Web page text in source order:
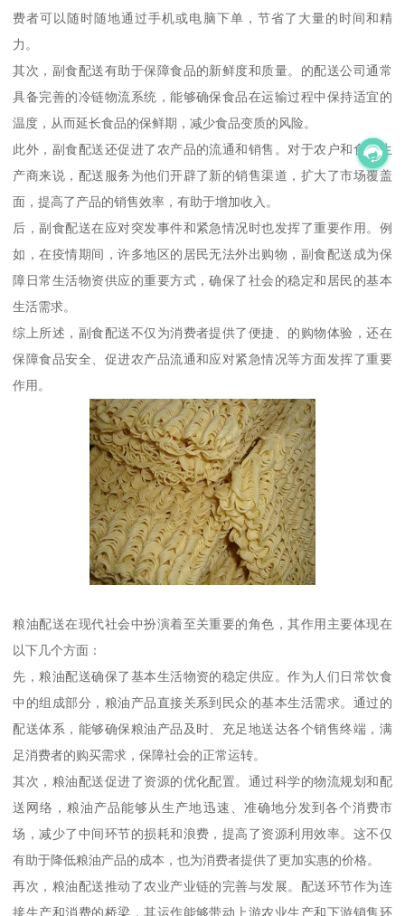
费者可以随时随地通过手机或电脑下单，节省了大量的时间和精
力。
其次，副食配送有助于保障食品的新鲜度和质量。的配送公司通常
具备完善的冷链物流系统，能够确保食品在运输过程中保持适宜的
温度，从而延长食品的保鲜期，减少食品变质的风险。
此外，副食配送还促进了农产品的流通和销售。对于农户和食品生
产商来说，配送服务为他们开辟了新的销售渠道，扩大了市场覆盖
面，提高了产品的销售效率，有助于增加收入。
后，副食配送在应对突发事件和紧急情况时也发挥了重要作用。例
如，在疫情期间，许多地区的居民无法外出购物，副食配送成为保
障日常生活物资供应的重要方式，确保了社会的稳定和居民的基本
生活需求。
综上所述，副食配送不仅为消费者提供了便捷、的购物体验，还在
保障食品安全、促进农产品流通和应对紧急情况等方面发挥了重要
作用。
粮油配送在现代社会中扮演着至关重要的角色，其作用主要体现在
以下几个方面：
先，粮油配送确保了基本生活物资的稳定供应。作为人们日常饮食
中的组成部分，粮油产品直接关系到民众的基本生活需求。通过的
配送体系，能够确保粮油产品及时、充足地送达各个销售终端，满
足消费者的购买需求，保障社会的正常运转。
其次，粮油配送促进了资源的优化配置。通过科学的物流规划和配
送网络，粮油产品能够从生产地迅速、准确地分发到各个消费市
场，减少了中间环节的损耗和浪费，提高了资源利用效率。这不仅
有助于降低粮油产品的成本，也为消费者提供了更加实惠的价格。
再次，粮油配送推动了农业产业链的完善与发展。配送环节作为连
接生产和消费的桥梁，其运作能够带动上游农业生产和下游销售环